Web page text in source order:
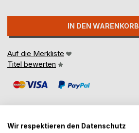
IN DEN WARENKORB
Auf die Merkliste
Titel bewerten
Wir respektieren den Datenschutz